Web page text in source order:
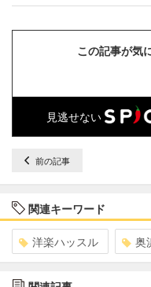
この記事が気
見逃せない
前の記事
関連キーワード
洋楽ハッスル 奥